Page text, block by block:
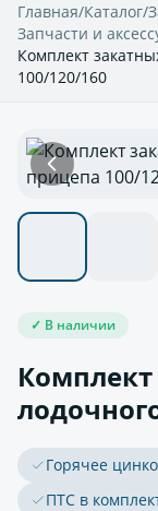
Главная/Каталог/
Запчасти и
Комплект
100/120/160
✓ В наличии
Горячее
ПТС в